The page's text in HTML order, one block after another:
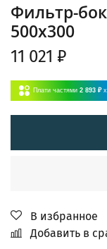
Фильтр-
500x300
11 021 ₽
Плати частями 2 893 ₽
В избранное
Добавить в